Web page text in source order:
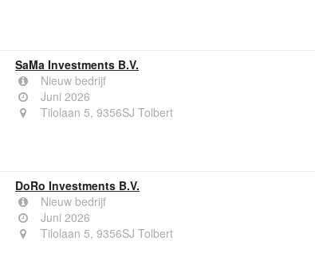
SaMa Investments B.V.
Nieuw bedrijf
Juni 2026
Tilolaan 5, 9356SJ Tolbert
DoRo Investments B.V.
Nieuw bedrijf
Juni 2026
Tilolaan 5, 9356SJ Tolbert